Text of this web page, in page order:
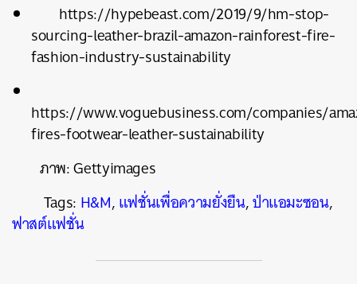
https://hypebeast.com/2019/9/hm-stop-
sourcing-leather-brazil-amazon-rainforest-fire-
fashion-industry-sustainability
https://www.voguebusiness.com/companies/
fires-footwear-leather-sustainability
ภาพ: Gettyimages
Tags: H&M,แฟชั่นเพื่อความยั่งยืน,ป่าแอมะซอน,
ฟาสต์แฟชั่น